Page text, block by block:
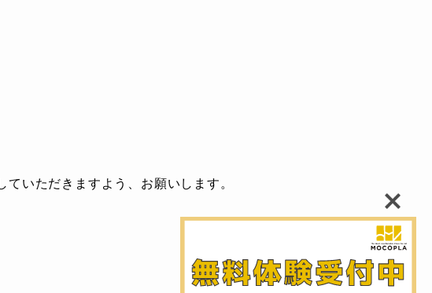
いただきますよう、お願いします。